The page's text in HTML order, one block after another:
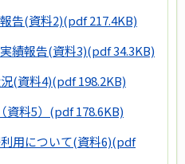
告(資料2)(pdf 217.4KB)
績報告(資料3)(pdf 34.3KB)
(資料4)(pdf 198.2KB)
料5） (pdf 178.6KB)
用について(資料6)(pdf